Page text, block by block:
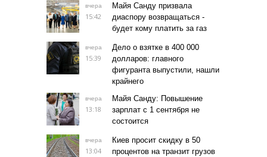
вчера
15:42
Майя Санду призвала
диаспору возвращаться -
будет кому платить за газ
вчера
15:39
Дело о взятке в 400 000
долларов: главного
фигуранта выпустили, нашли
крайнего
вчера
13:18
Майя Санду: Повышение
зарплат с 1 сентября не
состоится
вчера
13:04
Киев просит скидку в 50
процентов на транзит грузов